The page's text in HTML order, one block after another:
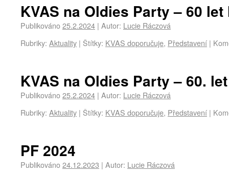
KVAS na Oldies Party – 60 let
Publikováno25.2.2024 | Autor: Lucie Ráczová
Rubriky: Aktuality | Štítky: KVAS doporučuje, Představení |
KVAS na Oldies Party – 60.
Publikováno25.2.2024 | Autor: Lucie Ráczová
Rubriky: Aktuality | Štítky: KVAS doporučuje, Představení |
PF 2024
Publikováno24.12.2023 | Autor: Lucie Ráczová